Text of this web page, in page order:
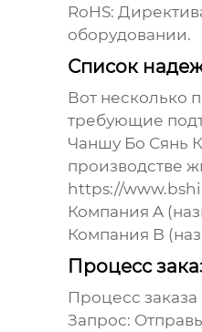
RoHS:
оборудовании.
Список
Вот несколько
требующие
Чаншу Бо Сянь
производстве
https://
Компания A
Компания B
Процесс
Процесс заказа
Запрос: